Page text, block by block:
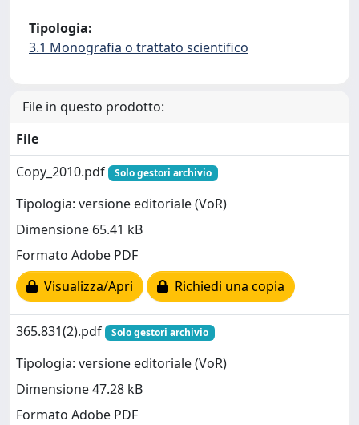
Tipologia:
3.1 Monografia o trattato scientifico
File in questo prodotto:
File
Copy_2010.pdf
Solo gestori archivio
Tipologia: versione editoriale (VoR)
Dimensione 65.41 kB
Formato Adobe PDF
Visualizza/Apri
Richiedi una copia
365.831(2).pdf Solo gestori archivio
Tipologia: versione editoriale (VoR)
Dimensione 47.28 kB
Formato Adobe PDF